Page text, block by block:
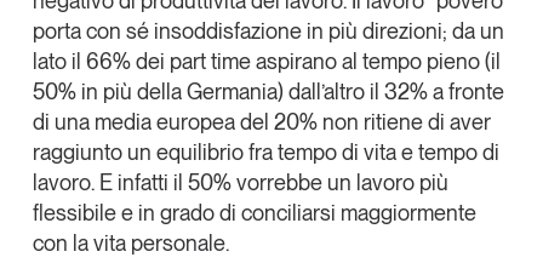
porta con sé insoddisfazione in più direzioni; da un
lato il 66% dei part time aspirano al tempo pieno (il
50% in più della Germania) dall’altro il 32% a fronte
di una media europea del 20% non ritiene di aver
raggiunto un equilibrio fra tempo di vita e tempo di
lavoro. E infatti il 50% vorrebbe un lavoro più
flessibile e in grado di conciliarsi maggiormente
con la vita personale.